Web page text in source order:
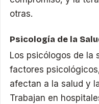
otras.
Psicología de la
Los psicólogos de la
factores
afectan a la salud y
Trabajan en